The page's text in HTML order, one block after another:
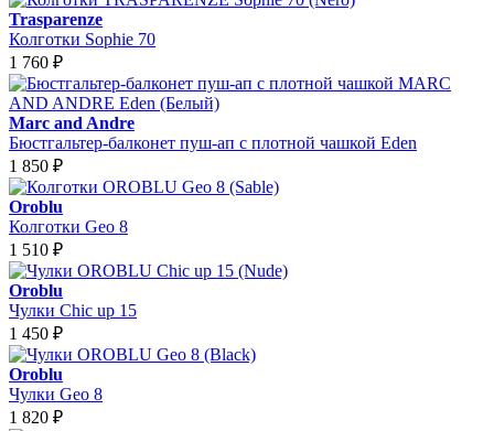
Trasparenze
Колготки Sophie 70
1 760 ₽
Marc and Andre
Бюстгальтер-балконет пуш-ап с плотной чашкой Eden
1 850 ₽
Oroblu
Колготки Geo 8
1 510 ₽
Oroblu
Чулки Chic up 15
1 450 ₽
Oroblu
Чулки Geo 8
1 820 ₽